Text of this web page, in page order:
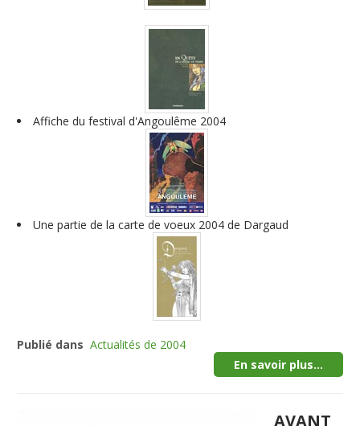
Affiche du festival d'Angoulême 2004
Une partie de la carte de voeux 2004 de Dargaud
Publié dans Actualités de 2004
En savoir plus...
AVANT